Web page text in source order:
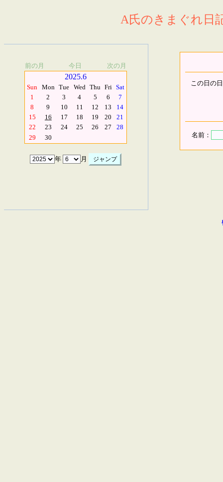
A氏のきまぐれ日
前の月 今日 次の月
2025.6
Sun Mon Tue Wed Thu Fri Sat
1
2 3 4 5 6
7
8
9 10 11 12 13
14
15
16 17 18 19 20
21
22
23 24 25 26 27
28
29
30
年 月
この日の
名前：